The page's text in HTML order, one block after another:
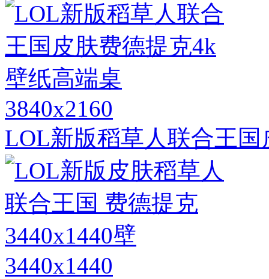
3840x2160
LOL新版稻草人联合王
3440x1440